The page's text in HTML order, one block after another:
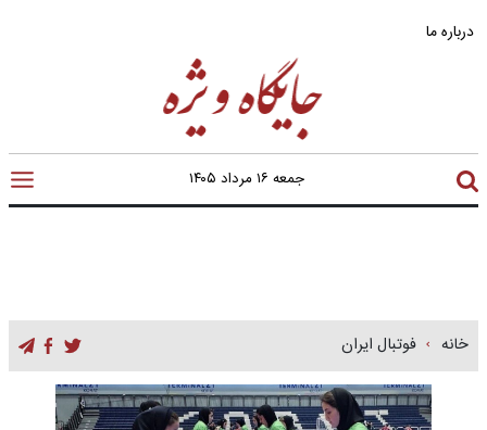
درباره ما
جمعه ۱۶ مرداد ۱۴۰۵
خانه فوتبال ایران